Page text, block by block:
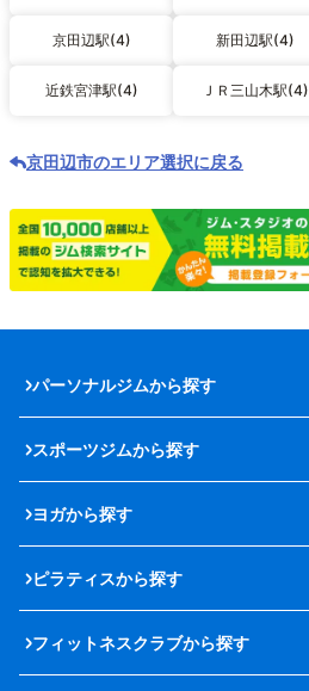
京田辺駅(4) 新田辺駅(4)
近鉄宮津駅(4) ＪＲ三山木駅(4)
京田辺市のエリア選択に戻る
パーソナルジムから探す
スポーツジムから探す
ヨガから探す
ピラティスから探す
フィットネスクラブから探す